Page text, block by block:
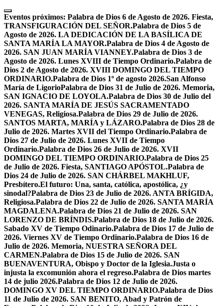
Skip
to
content
Eventos próximos: Palabra de Dios 6 de Agosto de 2026. Fiesta,
TRANSFIGURACIÓN DEL SEÑOR.Palabra de Dios 5 de
Agosto de 2026. LA DEDICACIÓN DE LA BASÍLICA DE
SANTA MARÍA LA MAYOR.Palabra de Dios 4 de Agosto de
2026. SAN JUAN MARÍA VIANNEY.Palabra de Dios 3 de
Agosto de 2026. Lunes XVIII de Tiempo Ordinario.Palabra de
Dios 2 de Agosto de 2026. XVIII DOMINGO DEL TIEMPO
ORDINARIO.Palabra de Dios 1º de agosto 2026.San Alfonso
María de LigorioPalabra de Dios 31 de Julio de 2026. Memoria,
SAN IGNACIO DE LOYOLA.Palabra de Dios 30 de Julio del
2026. SANTA MARÍA DE JESÚS SACRAMENTADO
VENEGAS, Religiosa.Palabra de Dios 29 de Julio de 2026.
SANTOS MARTA, MARÍA y LÁZARO.Palabra de Dios 28 de
Julio de 2026. Martes XVII del Tiempo Ordinario.Palabra de
Dios 27 de Julio de 2026. Lunes XVII de Tiempo
Ordinario.Palabra de Dios 26 de Julio de 2026. XVII
DOMINGO DEL TIEMPO ORDINARIO.Palabra de Dios 25
de Julio de 2026. Fiesta, SANTIAGO APÓSTOL.Palabra de
Dios 24 de Julio de 2026. SAN CHÁRBEL MAKHLUF,
Presbítero.El futuro: Una, santa, católica, apostólica, ¿y
sinodal?Palabra de Dios 23 de Julio de 2026. ANTA BRÍGIDA,
Religiosa.Palabra de Dios 22 de Julio de 2026. SANTA MARÍA
MAGDALENA.Palabra de Dios 21 de Julio de 2026. SAN
LORENZO DE BRÍNDIS.Palabra de Dios 18 de Julio de 2026.
Sabado XV de Tiempo Odinario.Palabra de Dios 17 de Julio de
2026. Viernes XV de Tiempo Ordinario.Palabra de Dios 16 de
Julio de 2026. Memoria, NUESTRA SEÑORA DEL
CARMEN.Palabra de Dios 15 de Julio de 2026. SAN
BUENAVENTURA, Obispo y Doctor de la Iglesia.Justa o
injusta la excomunión ahora el regreso.Palabra de Dios martes
14 de julio 2026.Palabra de Dios 12 de Julio de 2026.
DOMINGO XV DEL TIEMPO ORDINARIO.Palabra de Dios
11 de Julio de 2026. SAN BENITO, Abad y Patrón de